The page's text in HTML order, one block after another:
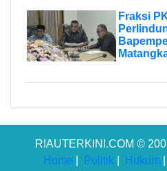
Fraksi
RIAUTERKINI.COM ©
Home
Politik Hukum